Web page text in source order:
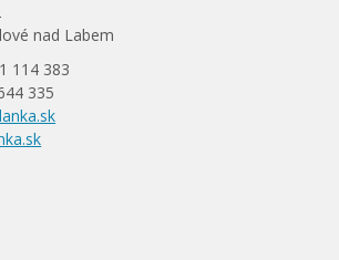
nad Labem
114 383
335